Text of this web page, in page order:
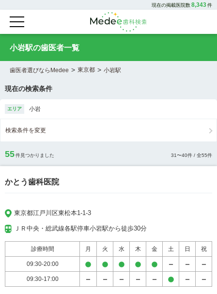
現在の掲載医院数8,343件
小岩駅の歯医者一覧
歯医者選びならMedee > 東京都 > 小岩駅
現在の検索条件
エリア 小岩
検索条件を変更
55件見つかりました 31〜40件 / 全55件
かとう歯科医院
東京都江戸川区東松本1-1-3
ＪＲ中央・総武線各駅停車小岩駅から徒歩30分
診療時間 月 火 水 木 金 土 日 祝
09:30-20:00
09:30-17:00